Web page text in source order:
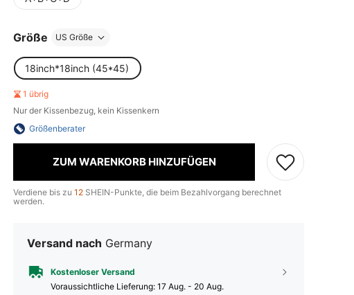
Größe US Größe
18inch*18inch (45*45)
1 übrig
Nur der Kissenbezug, kein Kissenkern
Größenberater
ZUM WARENKORB HINZUFÜGEN
Verdiene bis zu 12 SHEIN-Punkte, die beim Bezahlvorgang berechnet
werden.
Versand nach Germany
Kostenloser Versand
Voraussichtliche Lieferung: 17 Aug. - 20 Aug.